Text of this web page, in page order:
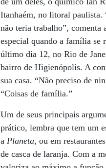
Itanhaém, no litoral paulista.
não teria trabalho”, comenta
especial quando a família se
último dia 12, no Rio de
bairro de Higienópolis. A
sua casa. “Não preciso de
“Coisas de família.”
Um de seus principais
prático, lembra que tem um
aPlaneta, ou em
de casca de laranja. Com a